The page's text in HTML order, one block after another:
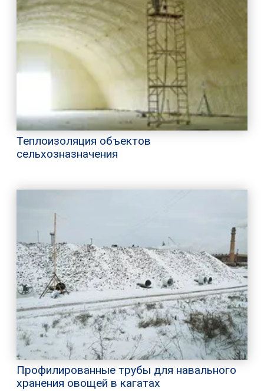
Теплоизоляция объектов
сельхозназначения
Профилированные трубы для навального
хранения овощей в кагатах